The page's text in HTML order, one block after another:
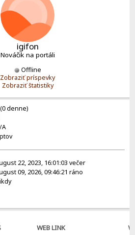
igifon
Nováčik na portáli
Offline
Zobraziť príspevky
Zobraziť štatistiky
denne)
A
22, 2023, 16:01:03 večer
09, 2026, 09:46:21 ráno
WEB LINK